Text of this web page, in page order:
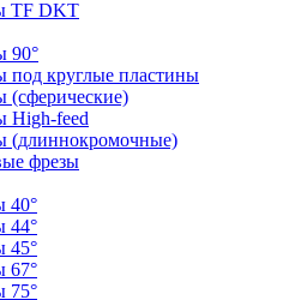
TF DKT
90°
под круглые пластины
(сферические)
High-feed
(длиннокромочные)
фрезы
40°
44°
45°
67°
75°